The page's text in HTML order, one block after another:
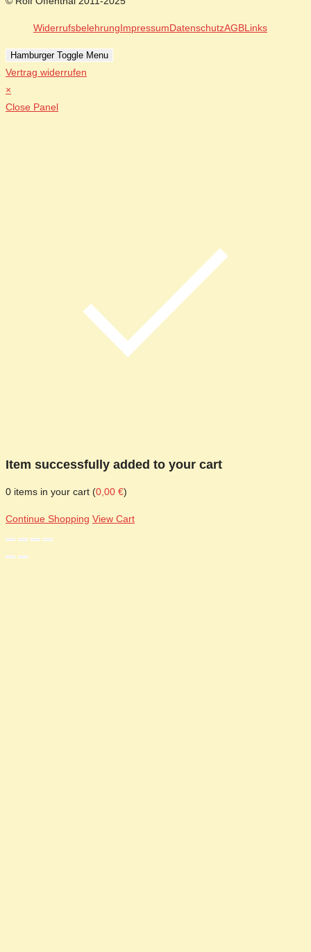
WiderrufsbelehrungImpressumDatenschutzAGBLinks
Hamburger Toggle Menu
Vertrag widerrufen
×
Close Panel
Item successfully added to your cart
0 items in your cart (0,00 €)
Continue Shopping View Cart